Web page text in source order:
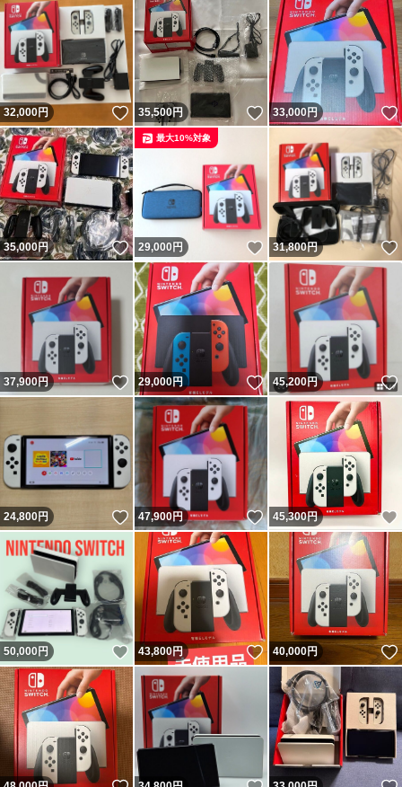
32,000円 いいね！
35,500円 いいね！
33,000円
35,000円 いいね！
29,000 円 いいね！
最大10%対象
31,800円
37,900円 いいね！
29,000円 いいね！
45,200円
24,800円 いいね！
47,900円 いいね！
45,300円
50,000円 いいね！
43,800円 いいね！
40,000円